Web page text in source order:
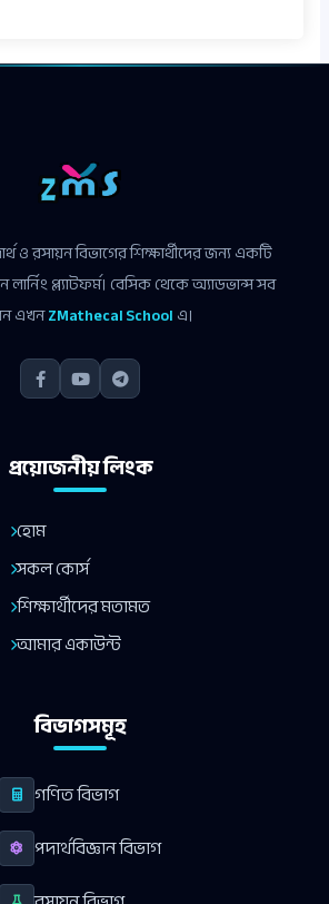
ও রসায়ন বিভাগের শিক্ষার্থীদের জন্য একটি
প্ল্যাটফর্ম। বেসিক থেকে অ্যাডভান্স সব
এখনZMathecal Schoolএ।
প্রয়োজনীয় লিংক
হোম
সকল কোর্স
শিক্ষার্থীদের মতামত
আমার একাউন্ট
বিভাগসমূহ
গণিত বিভাগ
পদার্থবিজ্ঞান বিভাগ